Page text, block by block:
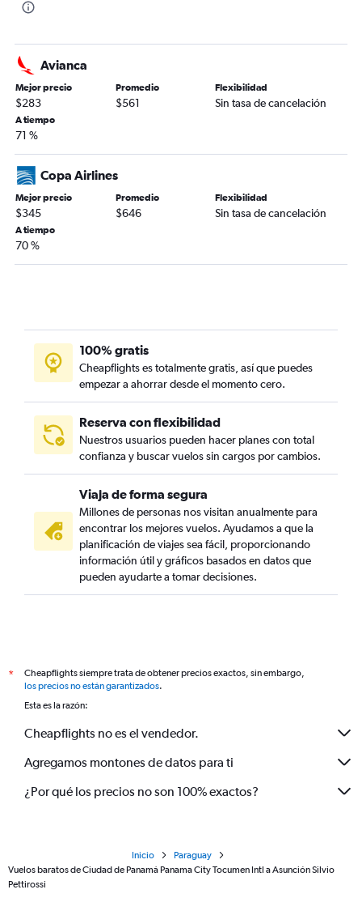
Avianca
Mejor precio
$283
Promedio
$561
Flexibilidad
Sin tasa de cancelación
A tiempo
71 %
Copa Airlines
Mejor precio
$345
Promedio
$646
Flexibilidad
Sin tasa de cancelación
A tiempo
70 %
100% gratis
Cheapflights es totalmente gratis, así que puedes
empezar a ahorrar desde el momento cero.
Reserva con flexibilidad
Nuestros usuarios pueden hacer planes con total
confianza y buscar vuelos sin cargos por cambios.
Viaja de forma segura
Millones de personas nos visitan anualmente para
encontrar los mejores vuelos. Ayudamos a que la
planificación de viajes sea fácil, proporcionando
información útil y gráficos basados en datos que
pueden ayudarte a tomar decisiones.
*
Cheapflights siempre trata de obtener precios exactos, sin embargo,
los precios no están garantizados.
Esta es la razón:
Cheapflights no es el vendedor.
Agregamos montones de datos para ti
¿Por qué los precios no son 100% exactos?
Inicio
Paraguay
Vuelos baratos de Ciudad de Panamá Panama City Tocumen Intl a Asunción Silvio
Pettirossi